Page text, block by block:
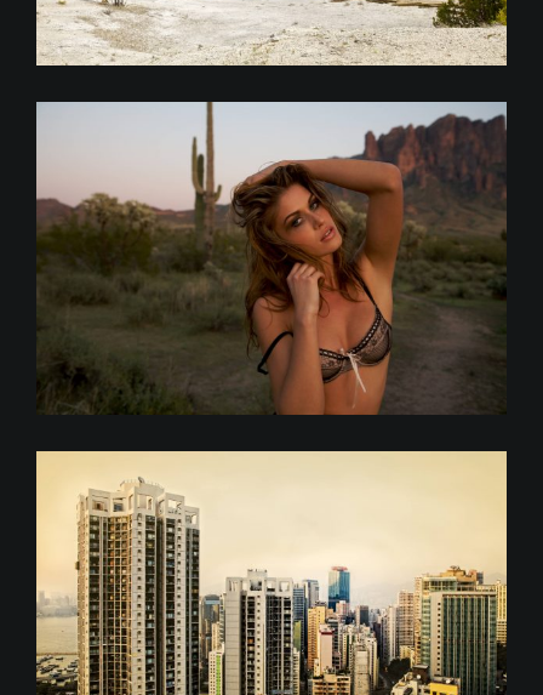
Superstition Mountains –
Olga Kent
Cityscapes